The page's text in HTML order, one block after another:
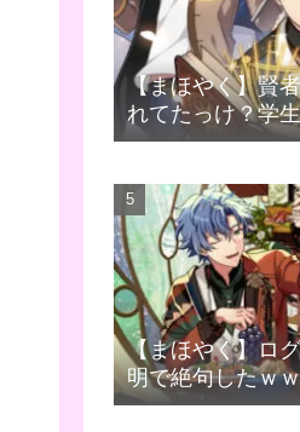
【まほやく】賢
れてたっけ？学
【まほやく】ロ
明で絶句したｗ